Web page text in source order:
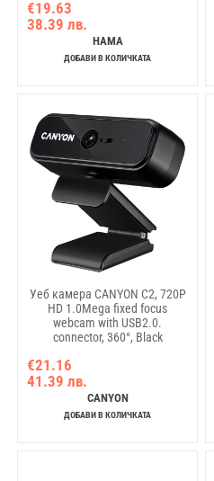
€19.63
38.39 лв.
HAMA
ДОБАВИ В КОЛИЧКАТА
Уеб камера CANYON C2, 720P
HD 1.0Mega fixed focus
webcam with USB2.0.
connector, 360°, Black
€21.16
41.39 лв.
CANYON
ДОБАВИ В КОЛИЧКАТА